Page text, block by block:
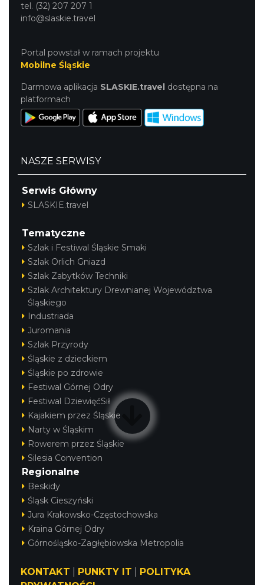
tel. (32) 207 207 1
info@slaskie.travel
Portal powstał w ramach projektu
Mobilne Śląskie
Darmowa aplikacja SLASKIE.travel dostępna na
platformach
NASZE SERWISY
Serwis Główny
SLASKIE.travel
Tematyczne
Szlak i Festiwal Śląskie Smaki
Szlak Orlich Gniazd
Szlak Zabytków Techniki
Szlak Architektury Drewnianej Województwa
Śląskiego
Industriada
Juromania
Szlak Przyrody
Śląskie z dzieckiem
Śląskie po zdrowie
Festiwal Górnej Odry
Festiwal DziewięćSił
Kajakiem przez Śląskie
Narty w Śląskim
Rowerem przez Śląskie
Silesia Convention
Regionalne
Beskidy
Śląsk Cieszyński
Jura Krakowsko-Częstochowska
Kraina Górnej Odry
Górnośląsko-Zagłębiowska Metropolia
KONTAKT PUNKTY IT
POLITYKA